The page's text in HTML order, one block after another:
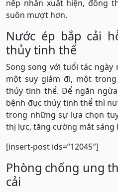
nếp nhăn xuất hiện, đồng
suôn mượt hơn.
Nước ép bắp cải
thủy tinh thể
Song song với tuổi tác
một suy giảm đi, một
thủy tinh thể. Để ngăn
bệnh đục thủy tinh thể thì
trong những sự lựa chọn
thị lực, tăng cường mắt sáng
[insert-post ids=”12045″]
Phòng chống ung
cải